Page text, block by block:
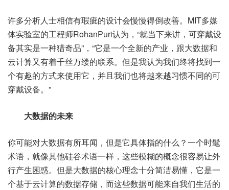
许多分析人士相信有瑕疵的设计会慢慢得倒改善。MIT多媒
体实验室的工程师RohanPuri认为，“就当下来讲，可穿戴设
备其实是一种猎奇品”，“它是一个全新的产业，跟大数据和
云计算又有着千丝万缕的联系。但是我认为我们终将找到一
个有趣的方式来使用它，并且我们也将越来越习惯不同的可
穿戴设备。”
大数据的未来
你可能对大数据有所耳闻，但是它具体指的什么？一个时髦
术语，就像其他硅谷术语一样，这些模糊的概念很容易让外
行产生困惑。但是大数据的核心理念十分简洁易懂，它是一
个基于云计算的数据存储，而这些数据可能来自我们生活的